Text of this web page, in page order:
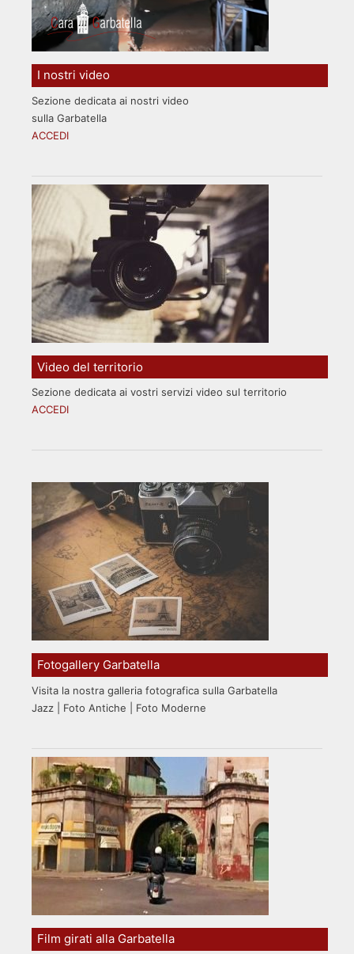
I nostri video
Sezione dedicata ai nostri video
sulla Garbatella
ACCEDI
Video del territorio
Sezione dedicata ai vostri servizi video sul territorio
ACCEDI
Fotogallery Garbatella
Visita la nostra galleria fotografica sulla Garbatella
Jazz | Foto Antiche | Foto Moderne
Film girati alla Garbatella